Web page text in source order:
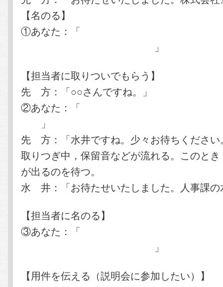
【名のる】
①あなた：「
」
【担当者に取りついでもらう】
先 方：「○○さんですね。」
②あなた：「
」
先 方：「水井ですね。少々お待ちください
取りつぎ中，保留音などが流れる。このと
が出るのを待つ。
水 井：「お待たせいたしました。人事課の
【担当者に名のる】
③あなた：「
」
【用件を伝える（説明会に参加したい）】